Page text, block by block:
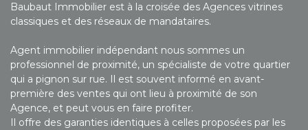
Baubaut Immobilier est à la croisée des Agences vitrines
classiques et des réseaux de mandataires.
Agent immobilier indépendant nous sommes un
professionnel de proximité, un spécialiste de votre quartier
qui a pignon sur rue. Il est souvent informé en avant-
première des ventes qui ont lieu à proximité de son
Agence, et peut vous en faire profiter.
Il offre des garanties identiques à celles proposées par les